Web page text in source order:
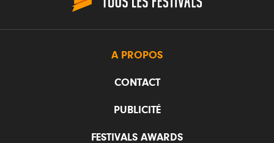
A PROPOS
CONTACT
PUBLICITÉ
FESTIVALS AWARDS